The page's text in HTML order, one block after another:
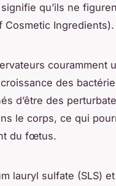
qu’ils ne
Cosmetic Ingredients).
couramment
des
d’être des
le corps, ce qui
du fœtus.
lauryl sulfate (SLS)